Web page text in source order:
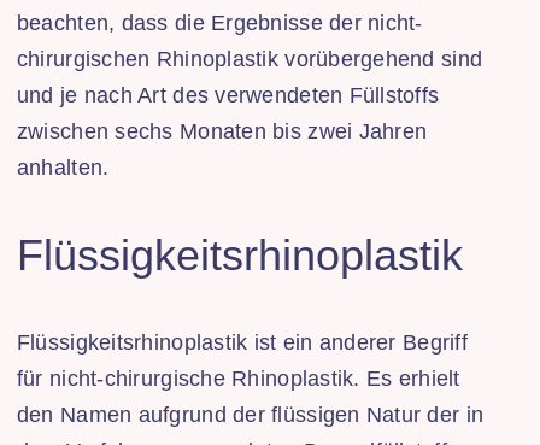
beachten, dass die Ergebnisse der nicht-
chirurgischen Rhinoplastik vorübergehend sind
und je nach Art des verwendeten Füllstoffs
zwischen sechs Monaten bis zwei Jahren
anhalten.
Flüssigkeitsrhinoplastik
Flüssigkeitsrhinoplastik ist ein anderer Begriff
für nicht-chirurgische Rhinoplastik. Es erhielt
den Namen aufgrund der flüssigen Natur der in